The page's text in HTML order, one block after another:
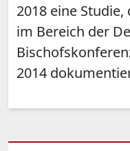
2018 eine
im Bereich der
2014